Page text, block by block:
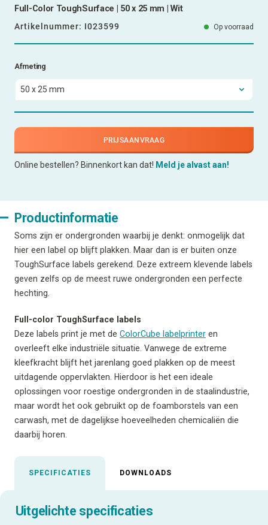
Full-Color ToughSurface | 50 x 25 mm | Wit
Artikelnummer: I023599 Op voorraad
Afmeting
PRIJSAANVRAAG
Online bestellen? Binnenkort kan dat! Meld je alvast aan!
Productinformatie
Soms zijn er ondergronden waarbij je denkt: onmogelijk dat
hier een label op blijft plakken. Maar dan is er buiten onze
ToughSurface labels gerekend. Deze extreem klevende labels
geven zelfs op de meest ruwe ondergronden een perfecte
hechting.
Full-color ToughSurface labels
Deze labels print je met de ColorCube labelprinter en
overleeft elke industriële situatie. Vanwege de extreme
kleefkracht blijft het jarenlang goed plakken op de meest
uitdagende oppervlakten. Hierdoor is het een ideale
oplossingen voor roestige ondergronden in de staalindustrie,
maar wordt het ook gebruikt op de foamborstels van een
carwash, met de dagelijkse hoeveelheden chemicaliën die
daarbij horen.
SPECIFICATIES DOWNLOADS
Uitgelichte specificaties